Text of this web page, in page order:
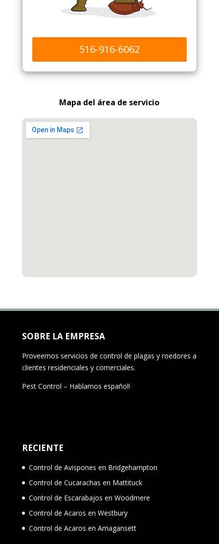
516-916-6062
Mapa del área de servicio
SOBRE LA EMPRESA
Proveemos servicios de control de plagas y roedores a
clientes residenciales y comerciales.
Pest Control – Hablamos español!
RECIENTE
Control de Avispones en Bridgehampton
Control de Cucarachas en Mattituck
Control de Escarabajos en Woodmere
Control de Acaros en Westbury
Control de Acaros en Amagansett